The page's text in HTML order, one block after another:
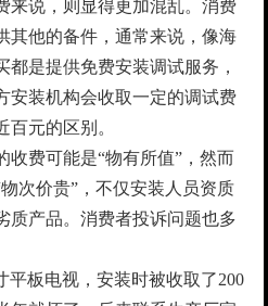
说，则显得更加混乱。消费
其他的备件，通常来说，像海
是提供免费安装调试服务，
安装机构会收取一定的调试费
百元的区别。
费可能是“物有所值”，然而
次价贵”，不仅安装人员资质
质产品。消费者投诉问题也多
板电视，安装时被收取了200